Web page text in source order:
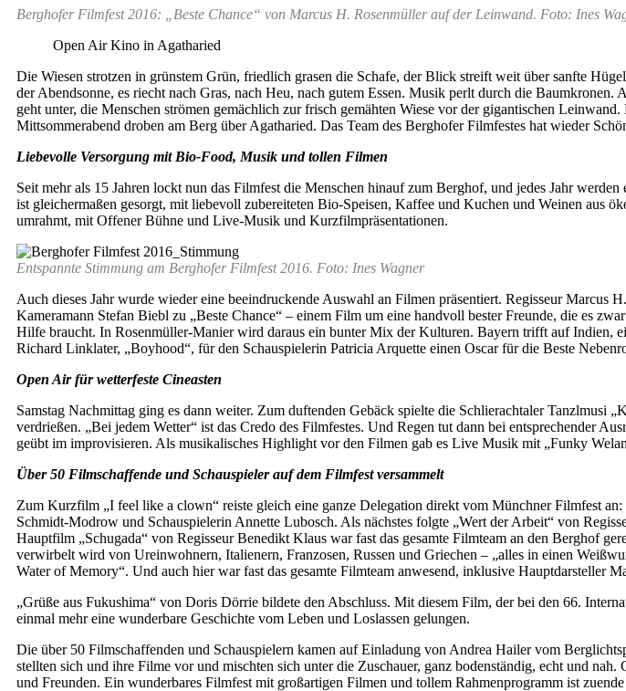
Berghofer Filmfest 2016: „Beste Chance“ von Marcus H. Rosenmüller auf der Leinwand. Foto: Ines
Open Air Kino in Agatharied
Die Wiesen strotzen in grünstem Grün, friedlich grasen die Schafe, der Blick streift weit über sanfte
der Abendsonne, es riecht nach Gras, nach Heu, nach gutem Essen. Musik perlt durch die
geht unter, die Menschen strömen gemächlich zur frisch gemähten Wiese vor der gigantischen
Mittsommerabend droben am Berg über Agatharied. Das Team des Berghofer Filmfestes hat wieder
Liebevolle Versorgung mit Bio-Food, Musik und tollen Filmen
Seit mehr als 15 Jahren lockt nun das Filmfest die Menschen hinauf zum Berghof, und jedes Jahr
ist gleichermaßen gesorgt, mit liebevoll zubereiteten Bio-Speisen, Kaffee und Kuchen und Weinen aus
umrahmt, mit Offener Bühne und Live-Musik und Kurzfilmpräsentationen.
Entspannte Stimmung am Berghofer Filmfest 2016. Foto: Ines Wagner
Auch dieses Jahr wurde wieder eine beeindruckende Auswahl an Filmen präsentiert. Regisseur
Kameramann Stefan Biebl zu „Beste Chance“ – einem Film um eine handvoll bester Freunde, die es
Hilfe braucht. In Rosenmüller-Manier wird daraus ein bunter Mix der Kulturen. Bayern trifft auf Indien,
Richard Linklater, „Boyhood“, für den Schauspielerin Patricia Arquette einen Oscar für die Beste
Open Air für wetterfeste Cineasten
Samstag Nachmittag ging es dann weiter. Zum duftenden Gebäck spielte die Schlierachtaler
verdrießen. „Bei jedem Wetter“ ist das Credo des Filmfestes. Und Regen tut dann bei entsprechender
geübt im improvisieren. Als musikalisches Highlight vor den Filmen gab es Live Musik mit „Funky
Über 50 Filmschaffende und Schauspieler auf dem Filmfest versammelt
Zum Kurzfilm „I feel like a clown“ reiste gleich eine ganze Delegation direkt vom Münchner Filmfest
Schmidt-Modrow und Schauspielerin Annette Lubosch. Als nächstes folgte „Wert der Arbeit“ von
Hauptfilm „Schugada“ von Regisseur Benedikt Klaus war fast das gesamte Filmteam an den Berghof
verwirbelt wird von Ureinwohnern, Italienern, Franzosen, Russen und Griechen – „alles in einen
Water of Memory“. Und auch hier war fast das gesamte Filmteam anwesend, inklusive Hauptdarsteller
„Grüße aus Fukushima“ von Doris Dörrie bildete den Abschluss. Mit diesem Film, der bei den 66.
einmal mehr eine wunderbare Geschichte vom Leben und Loslassen gelungen.
Die über 50 Filmschaffenden und Schauspielern kamen auf Einladung von Andrea Hailer vom
stellten sich und ihre Filme vor und mischten sich unter die Zuschauer, ganz bodenständig, echt und
und Freunden. Ein wunderbares Filmfest mit großartigen Filmen und tollem Rahmenprogramm ist